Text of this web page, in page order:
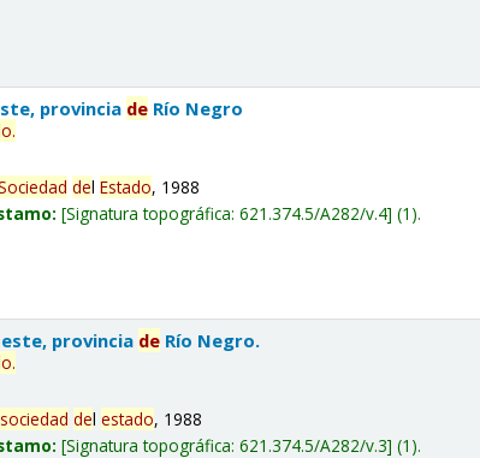
provincia de Río Negro
.
delEstado, 1988
Signatura topográfica:621.374.5/A282/v.4 (1).
provincia de Río Negro.
.
sociedad delestado, 1988
Signatura topográfica:621.374.5/A282/v.3 (1).